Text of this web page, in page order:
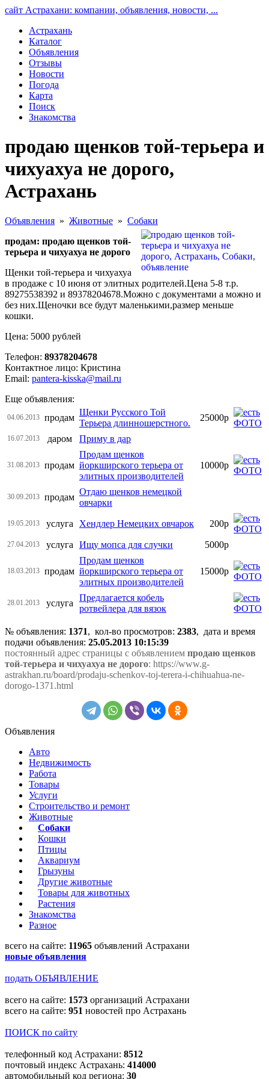
сайт Астрахани: компании, объявления, новости, ...
Астрахань
Каталог
Объявления
Отзывы
Новости
Погода
Карта
Поиск
Знакомства
продаю щенков той-терьера и
чихуахуа не дорого,
Астрахань
Объявления » Животные » Собаки
продам: продаю щенков той-
терьера и чихуахуа не дорого
Щенки той-терьера и чихуахуа
в продаже с 10 июня от элитных родителей.Цена 5-8 т.р.
89275538392 и 89378204678.Можно с документами а можно и
без них.Щеночки все будут маленькими,размер меньше
кошки.
Цена: 5000 рублей
Телефон: 89378204678
Контактное лицо: Кристина
Email: pantera-kisska@mail.ru
Еще объявления:
04.06.2013 продам
Щенки Русского Той
Терьера длинношерстного.
25000р
16.07.2013 даром Приму в дар
31.08.2013 продам
Продам щенков
йоркширского терьера от
элитных производителей
10000р
30.09.2013 продам
Отдаю щенков немецкой
овчарки
19.05.2013 услуга Хендлер Немецких овчарок 200р
27.04.2013 услуга Ищу мопса для случки 5000р
18.03.2013 продам
Продам щенков
йоркширского терьера от
элитных производителей
15000р
28.01.2013 услуга
Предлагается кобель
ротвейлера для вязок
№ объявления: 1371, кол-во просмотров: 2383, дата и время
подачи объявления: 25.05.2013 10:15:39
постоянный адрес страницы с объявлением продаю щенков
той-терьера и чихуахуа не дорого: https://www.g-
astrakhan.ru/board/prodaju-schenkov-toj-terera-i-chihuahua-ne-
dorogo-1371.html
Объявления
Авто
Недвижимость
Работа
Товары
Услуги
Строительство и ремонт
Животные
Собаки
Кошки
Птицы
Аквариум
Грызуны
Другие животные
Товары для животных
Растения
Знакомства
Разное
всего на сайте: 11965 объявлений Астрахани
новые объявления
подать ОБЪЯВЛЕНИЕ
всего на сайте: 1573 организаций Астрахани
всего на сайте: 951 новостей про Астрахань
ПОИСК по сайту
телефонный код Астрахани: 8512
почтовый индекс Астрахань: 414000
автомобильный код региона: 30